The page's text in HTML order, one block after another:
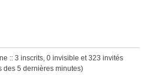
:: 3 inscrits, 0 invisible et 323 invités
des 5 dernières minutes)